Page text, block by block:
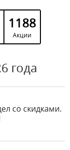
1188
Акции
года
со скидками.